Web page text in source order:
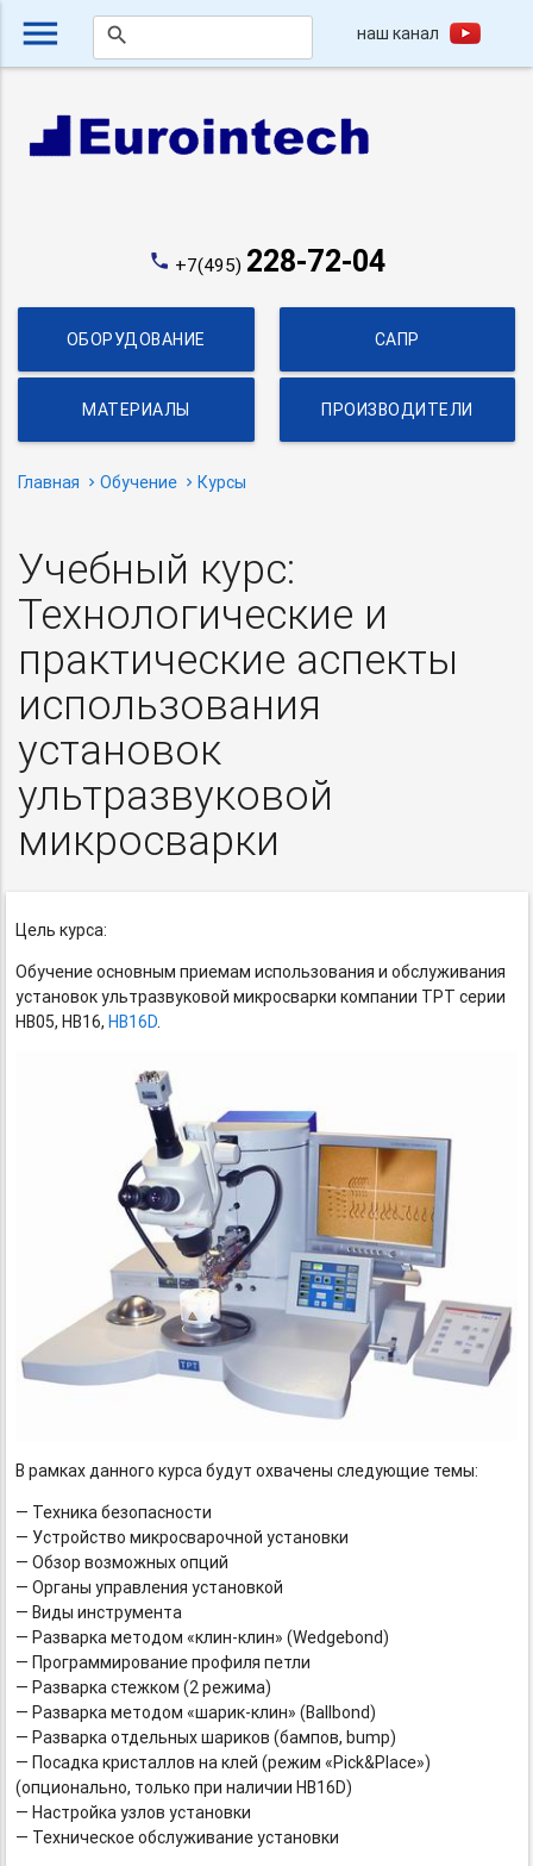
menu search наш канал
phone +7(495) 228-72-04
ОБОРУДОВАНИЕ САПР
МАТЕРИАЛЫ ПРОИЗВОДИТЕЛИ
Главная Обучение Курсы
Учебный курс:
Технологические и
практические аспекты
использования
установок
ультразвуковой
микросварки
Цель курса:
Обучение основным приемам использования и обслуживания
установок ультразвуковой микросварки компании TPT серии
HB05, HB16, HB16D.
В рамках данного курса будут охвачены следующие темы:
— Техника безопасности
— Устройство микросварочной установки
— Обзор возможных опций
— Органы управления установкой
— Виды инструмента
— Разварка методом «клин-клин» (Wedgebond)
— Программирование профиля петли
— Разварка стежком (2 режима)
— Разварка методом «шарик-клин» (Ballbond)
— Разварка отдельных шариков (бампов, bump)
— Посадка кристаллов на клей (режим «Pick&Place»)
(опционально, только при наличии HB16D)
— Настройка узлов установки
— Техническое обслуживание установки